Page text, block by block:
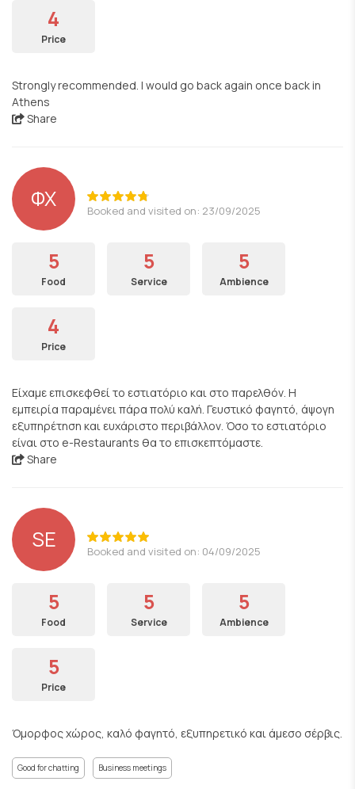
4
Price
Strongly recommended. I would go back again once back in
Athens
Share
ΦΧ Booked and visited on: 23/09/2025
5
Food
5
Service
5
Ambience
4
Price
Είχαμε επισκεφθεί το εστιατόριο και στο παρελθόν. Η
εμπειρία παραμένει πάρα πολύ καλή. Γευστικό φαγητό, άψογη
εξυπηρέτηση και ευχάριστο περιβάλλον. Όσο το εστιατόριο
είναι στο e-Restaurants θα το επισκεπτόμαστε.
Share
SE Booked and visited on: 04/09/2025
5
Food
5
Service
5
Ambience
5
Price
Όμορφος χώρος, καλό φαγητό, εξυπηρετικό και άμεσο σέρβις.
Good for chatting Business meetings